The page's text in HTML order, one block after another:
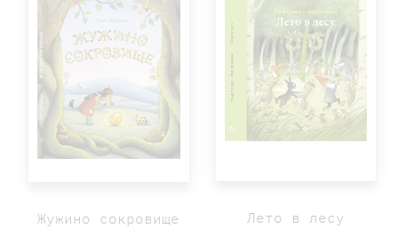
Жужино сокровище
Лето в лесу